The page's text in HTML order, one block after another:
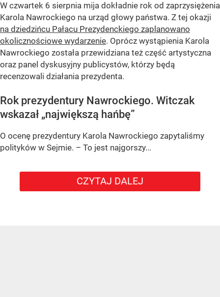
W czwartek 6 sierpnia mija dokładnie rok od zaprzysiężenia
Karola Nawrockiego na urząd głowy państwa. Z tej okazji
na dziedzińcu Pałacu Prezydenckiego zaplanowano
okolicznościowe wydarzenie. Oprócz wystąpienia Karola
Nawrockiego została przewidziana też część artystyczna
oraz panel dyskusyjny publicystów, którzy będą
recenzowali działania prezydenta.
Rok prezydentury Nawrockiego. Witczak
wskazał „największą hańbę”
O ocenę prezydentury Karola Nawrockiego zapytaliśmy
polityków w Sejmie. – To jest najgorszy...
CZYTAJ DALEJ